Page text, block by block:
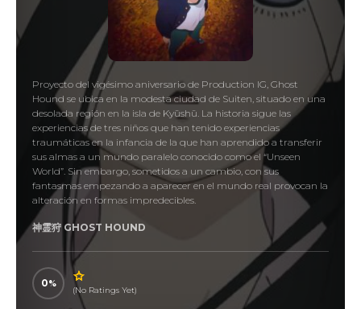
Proyecto del vigésimo aniversario de Production IG, Ghost
Hound se ubica en la modesta ciudad de Suiten, situado en una
desolada región en la isla de Kyūshū. La historia sigue las
experiencias de tres niños que han tenido experiencias
traumáticas en la infancia de la que han aprendido a transferir
sus almas a un mundo paralelo conocido como el “Unseen
World”. Sin embargo, sometidos a un cambio, con sus
fantasmas empezando a aparecer en el mundo real provocan la
alteración en formas impredecibles.
神霊狩 GHOST HOUND
0
(No Ratings Yet)